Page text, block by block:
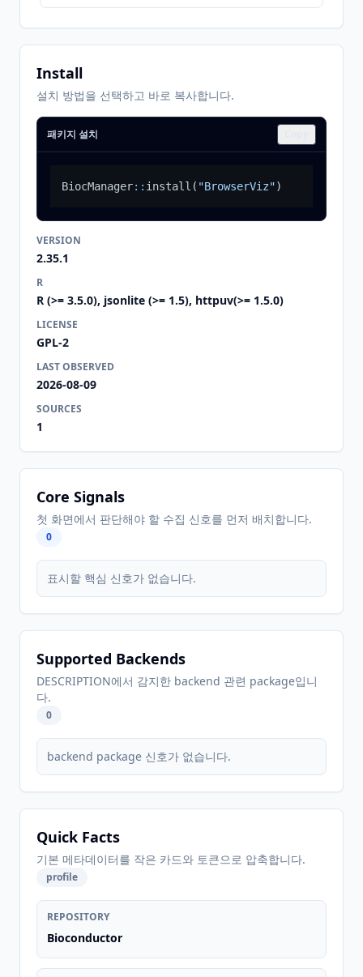
Install
설치 방법을 선택하고 바로 복사합니다.
패키지 설치
BiocManager:: install ( "BrowserViz")
VERSION
2.35.1
R
R (>= 3.5.0), jsonlite (>= 1.5), httpuv(>= 1.5.0)
LICENSE
GPL-2
LAST OBSERVED
2026-08-09
SOURCES
1
Core Signals
첫 화면에서 판단해야 할 수집 신호를 먼저 배치합니다.
0
표시할 핵심 신호가 없습니다.
Supported Backends
DESCRIPTION에서 감지한 backend 관련 package입니
다.
0
backend package 신호가 없습니다.
Quick Facts
기본 메타데이터를 작은 카드와 토큰으로 압축합니다.
profile
REPOSITORY
Bioconductor